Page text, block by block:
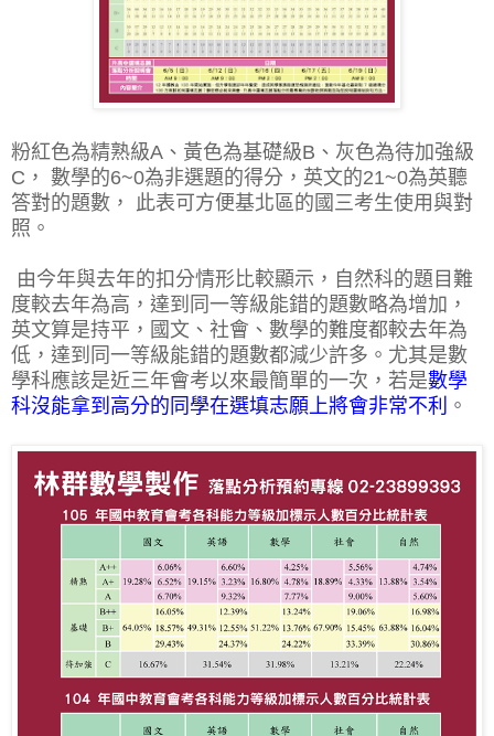
粉紅色為精熟級A、黃色為基礎級B、灰色為待加強級
C， 數學的6~0為非選題的得分，英文的21~0為英聽
答對的題數， 此表可方便基北區的國三考生使用與對
照。
由今年與去年的扣分情形比較顯示，自然科的題目難
度較去年為高，達到同一等級能錯的題數略為增加，
英文算是持平，國文、社會、數學的難度都較去年為
低，達到同一等級能錯的題數都減少許多。尤其是數
學科應該是近三年會考以來最簡單的一次，若是數學
科沒能拿到高分的同學在選填志願上將會非常不利 。